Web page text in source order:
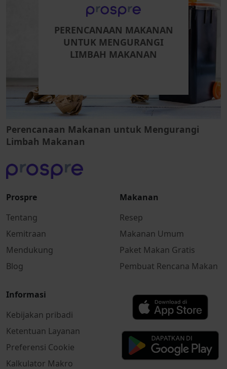
PERENCANAAN MAKANAN
UNTUK MENGURANGI
LIMBAH MAKANAN
Perencanaan Makanan untuk Mengurangi
Limbah Makanan
Prospre
Tentang
Kemitraan
Mendukung
Blog
Makanan
Resep
Makanan Umum
Paket Makan Gratis
Pembuat Rencana Makan
Informasi
Kebijakan pribadi
Ketentuan Layanan
Preferensi Cookie
Kalkulator Makro